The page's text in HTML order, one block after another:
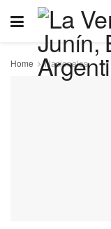
Home Nacionales